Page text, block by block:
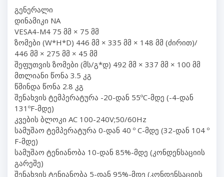
გენერალი
დინამიკი NA
VESA4-M4 75 მმ × 75 მმ
ზომები (W*H*D) 446 მმ × 335 მმ × 148 მმ (ძირით)/
446 მმ × 275 მმ × 45 მმ
შეფუთვის ზომები (მს/გ*დ) 492 მმ × 337 მმ × 100 მმ
მთლიანი წონა 3.5 კგ
წმინდა წონა 2.8 კგ
შენახვის ტემპერატურა -20-დან 55ºC-მდე (-4-დან
131ºF-მდე)
კვების ბლოკი AC 100-240V;50/60Hz
სამუშაო ტემპერატურა 0-დან 40 º C-მდე (32-დან 104 º
F-მდე)
სამუშაო ტენიანობა 10-დან 85%-მდე (კონდენსაციის
გარეშე)
შენახვის ტენიანობა 5-დან 95%-მდე (კონდენსაციის